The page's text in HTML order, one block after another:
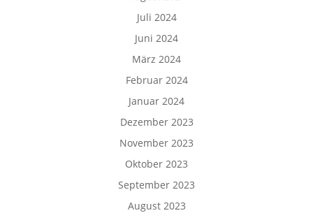
Juli 2024
Juni 2024
März 2024
Februar 2024
Januar 2024
Dezember 2023
November 2023
Oktober 2023
September 2023
August 2023